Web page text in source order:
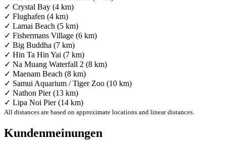
✓ Crystal Bay (4 km)
✓ Flughafen (4 km)
✓ Lamai Beach (5 km)
✓ Fishermans Village (6 km)
✓ Big Buddha (7 km)
✓ Hin Ta Hin Yai (7 km)
✓ Na Muang Waterfall 2 (8 km)
✓ Maenam Beach (8 km)
✓ Samui Aquarium / Tiger Zoo (10 km)
✓ Nathon Pier (13 km)
✓ Lipa Noi Pier (14 km)
All distances are based on approximate locations and linear distances.
Kundenmeinungen